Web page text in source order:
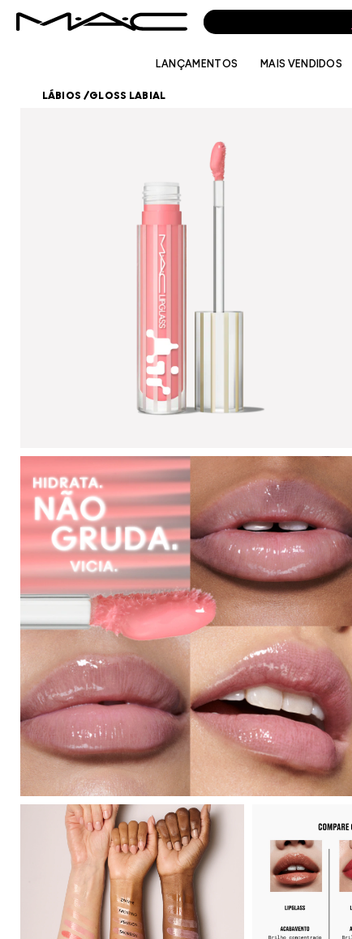
LANÇAMENTOS MAIS VENDIDOS
LÁBIOS /GLOSS LABIAL